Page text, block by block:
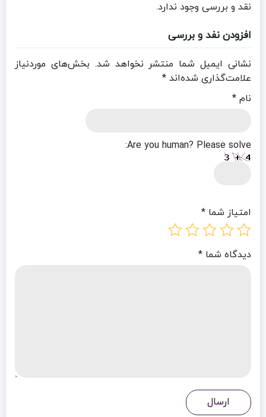
نقد و بررسی وجود ندارد.
افزودن نفد و بررسی
نشانی ایمیل شما منتشر نخواهد شد. بخش‌های موردنیاز
علامت‌گذاری شده‌اند *
نام *
Are you human? Please solve:
امتیاز شما *
دیدگاه شما *